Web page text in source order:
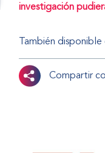
investigación
También disponible
Compartir